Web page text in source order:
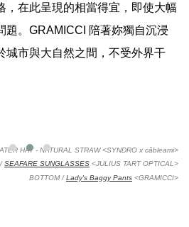
，在此呈現的相當得宜，即使大幅
題。GRAMICCI 陪著妳獨自沉浸
城市與大自然之間，不受外界干
HAT - NATURAL STRAW<SYNDRO x câbleami>
SEAFARE SUNGLASSES <JULIUS TART OPTICAL>
BOTTOM /Lady's Baggy Pants <GRAMICCI>